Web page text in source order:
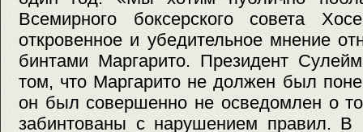
Всемирного боксерского совета
откровенное и убедительное мнение
бинтами Маргарито. Президент
том, что Маргарито не должен был
он был совершенно не осведомлен о
забинтованы с нарушением правил. В